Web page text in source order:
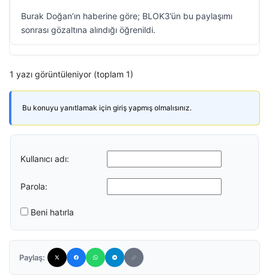
Burak Doğan’ın haberine göre; BLOK3’ün bu paylaşımı
sonrası gözaltına alındığı öğrenildi.
1 yazı görüntüleniyor (toplam 1)
Bu konuyu yanıtlamak için giriş yapmış olmalısınız.
Kullanıcı adı:
Parola:
Beni hatırla
Paylaş: